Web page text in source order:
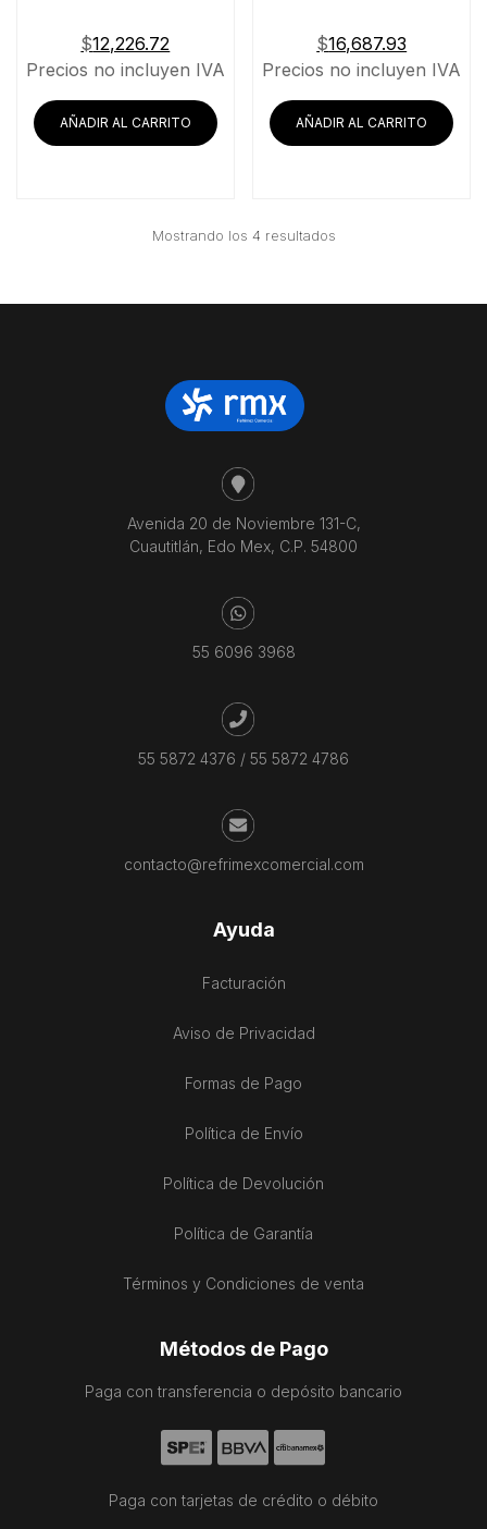
$12,226.72
Precios no incluyen IVA
AÑADIR AL CARRITO
$16,687.93
Precios no incluyen IVA
AÑADIR AL CARRITO
Mostrando los 4 resultadosOrdenado
Avenida 20 de Noviembre 131-C,
Cuautitlán, Edo Mex, C.P. 54800
55 6096 3968
55 5872 4376 / 55 5872 4786
contacto@refrimexcomercial.com
Ayuda
Facturación
Aviso de Privacidad
Formas de Pago
Política de Envío
Política de Devolución
Política de Garantía
Términos y Condiciones de venta
Métodos de Pago
Paga con transferencia o depósito bancario
Paga con tarjetas de crédito o débito